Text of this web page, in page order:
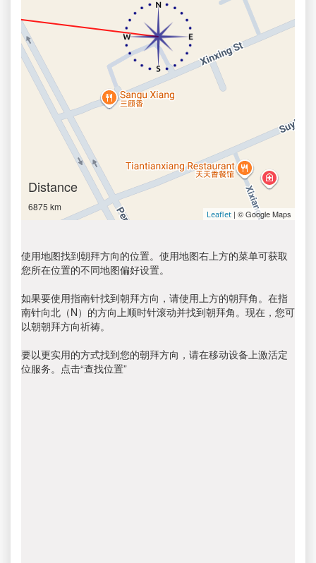
Distance
6875 km
Leaflet | © Google Maps
使用地图找到朝拜方向的位置。使用地图右上方的菜单可获取
您所在位置的不同地图偏好设置。
如果要使用指南针找到朝拜方向，请使用上方的朝拜角。在指
南针向北（N）的方向上顺时针滚动并找到朝拜角。现在，您可
以朝朝拜方向祈祷。
要以更实用的方式找到您的朝拜方向，请在移动设备上激活定
位服务。点击“查找位置”